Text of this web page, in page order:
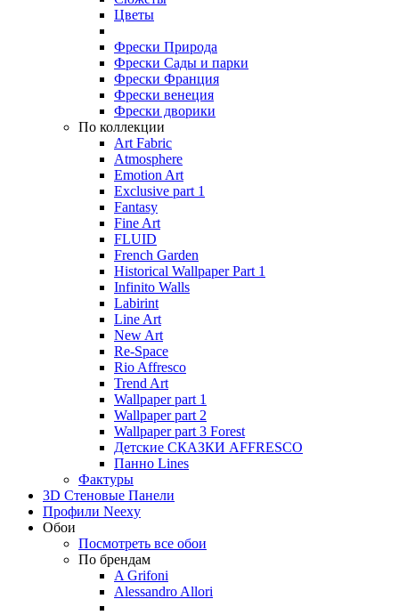
Цветы
Фрески Природа
Фрески Сады и парки
Фрески Франция
Фрески венеция
Фрески дворики
По коллекции
Art Fabric
Atmosphere
Emotion Art
Exclusive part 1
Fantasy
Fine Art
FLUID
French Garden
Historical Wallpaper Part 1
Infinito Walls
Labirint
Line Art
New Art
Re-Space
Rio Affresco
Trend Art
Wallpaper part 1
Wallpaper part 2
Wallpaper part 3 Forest
Детские СКАЗКИ AFFRESCO
Панно Lines
Фактуры
3D Стеновые Панели
Профили Neexy
Обои
Посмотреть все обои
По брендам
A Grifoni
Alessandro Allori